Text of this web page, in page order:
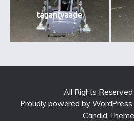
tagantvaade
All Rights
Proudly powered by WordPress
Candid